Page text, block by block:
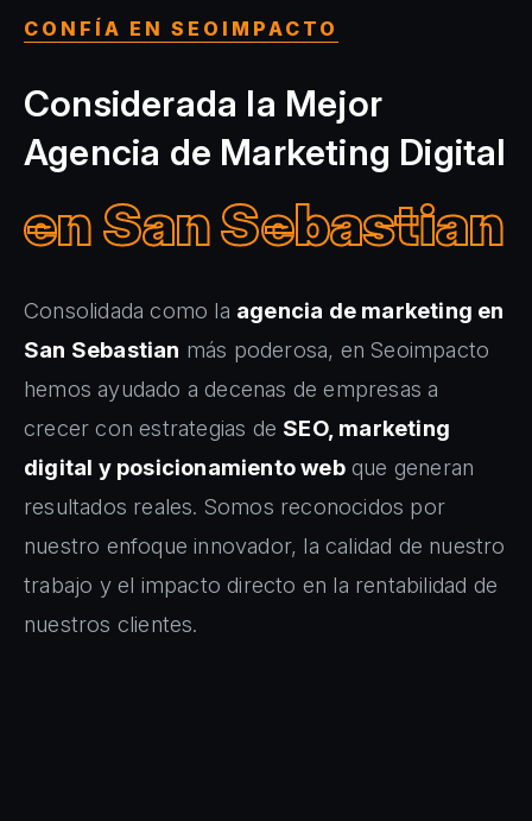
CONFÍA EN SEOIMPACTO
Considerada la Mejor
Agencia de Marketing Digital
en San Sebastian
Consolidada como la agencia de marketing en
San Sebastian más poderosa, en Seoimpacto
hemos ayudado a decenas de empresas a
crecer con estrategias de SEO, marketing
digital y posicionamiento webque generan
resultados reales. Somos reconocidos por
nuestro enfoque innovador, la calidad de nuestro
trabajo y el impacto directo en la rentabilidad de
nuestros clientes.